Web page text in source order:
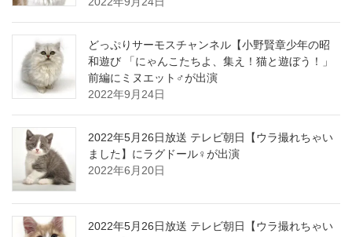
どっぷりサーモスチャンネル【小野賢章少年の昭
和遊び 「にゃんこたちよ、集え！猫と遊ぼう！」
前編にミヌエット♂が出演
2022年9月24日
2022年5月26日放送 テレビ朝日【ウラ撮れちゃい
ました】にラグドール♀が出演
2022年6月20日
2022年5月26日放送 テレビ朝日【ウラ撮れちゃい